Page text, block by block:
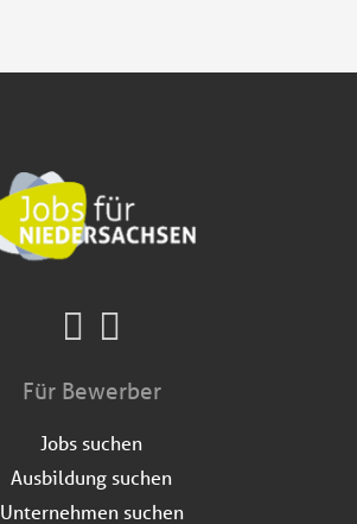
Für Bewerber
Jobs suchen
Ausbildung suchen
Unternehmen suchen